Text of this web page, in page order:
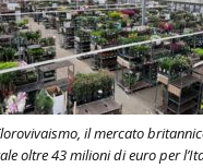
il mercato
oltre 43 milioni di euro per